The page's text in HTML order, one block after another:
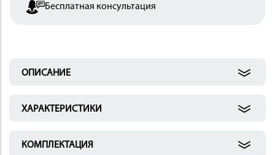
Бесплатная консультация
ОПИСАНИЕ
ХАРАКТЕРИСТИКИ
КОМПЛЕКТАЦИЯ